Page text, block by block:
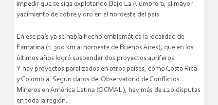
impedir que se siga explotando Bajo La Alumbrera, el mayor
yacimiento de cobre y oro en el noroeste del país.
En ese país ya se había hecho emblemática la localidad de
Famatina (1.300 km al noroeste de Buenos Aires), que en los
últimos años logró suspender dos proyectos auríferos.
Y hay proyectos paralizados en otros países, como Costa Rica
y Colombia. Según datos del Observatorio de Conflictos
Mineros en América Latina (OCMAL), hay más de 120 disputas
en toda la región.